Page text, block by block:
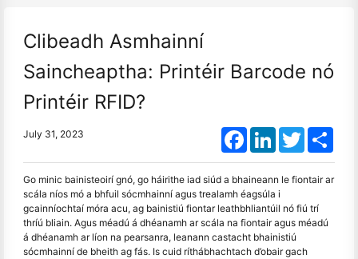
Clibeadh Asmhainní
Saincheaptha: Printéir Barcode nó
Printéir RFID?
July 31, 2023 FacebookLinkedInTwitter
Go minic bainisteoirí gnó, go háirithe iad siúd a bhaineann le fiontair ar
scála níos mó a bhfuil sócmhainní agus trealamh éagsúla i
gcainníochtaí móra acu, ag bainistiú fiontar leathbhliantúil nó fiú trí
thríú bliain. Agus méadú á dhéanamh ar scála na fiontair agus méadú
á dhéanamh ar líon na pearsanra, leanann castacht bhainistiú
sócmhainní de bheith ag fás. Is cuid ríthábhachtach d’obair gach